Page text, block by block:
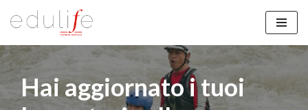
contenuto
Hai aggiornato i tuoi